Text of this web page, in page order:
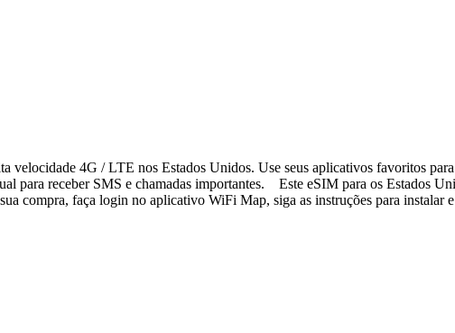
velocidade 4G / LTE nos Estados Unidos. Use seus aplicativos favoritos
para receber SMS e chamadas importantes. Este eSIM para os Estados
compra, faça login no aplicativo WiFi Map, siga as instruções para instalar